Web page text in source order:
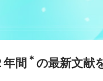
間 ＊ の最新文献